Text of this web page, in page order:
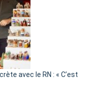
Algérie
avec le RN : « C’est